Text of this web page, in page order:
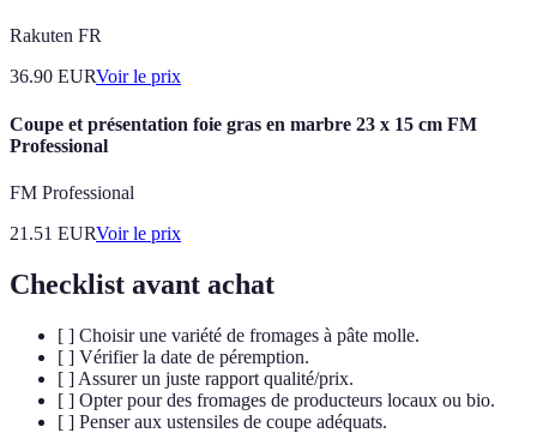
Rakuten FR
36.90 EURVoir le prix
Coupe et présentation foie gras en marbre 23 x 15 cm FM
Professional
FM Professional
21.51 EURVoir le prix
Checklist avant achat
[ ] Choisir une variété de fromages à pâte molle.
[ ] Vérifier la date de péremption.
[ ] Assurer un juste rapport qualité/prix.
[ ] Opter pour des fromages de producteurs locaux ou bio.
[ ] Penser aux ustensiles de coupe adéquats.